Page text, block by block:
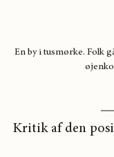
En by i tusmørke. Folk
Kritik af den